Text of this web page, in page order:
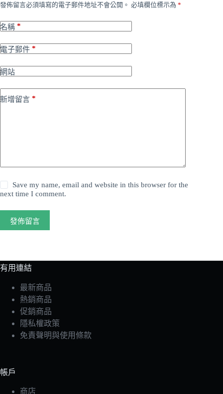
發佈留言必須填寫的電子郵件地址不會公開。 必填欄位標示為 *
名稱 *
電子郵件 *
網站
新增留言 *
Save my name, email and website in this browser for the
next time I comment.
發佈留言
有用連結
最新商品
熱銷商品
促銷商品
隱私權政策
免責聲明與使用條款
帳戶
商店